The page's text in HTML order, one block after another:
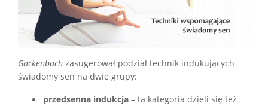
Gackenbach zasugerował podział technik indukujących
świadomy sen na dwie grupy:
przedsenna indukcja – ta kategoria dzieli się też